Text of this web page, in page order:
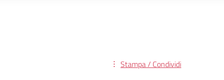
Stampa / Condividi